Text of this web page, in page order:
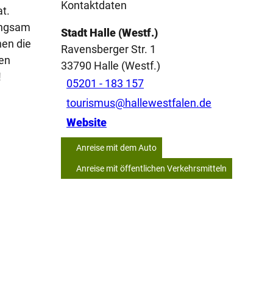
die
Kontaktdaten
Stadt Halle (Westf.)
Ravensberger Str. 1
33790 Halle (Westf.)
05201 - 183 157
tourismus@hallewestfalen.de
Website
Anreise mit dem Auto
Anreise mit öffentlichen Verkehrsmitteln